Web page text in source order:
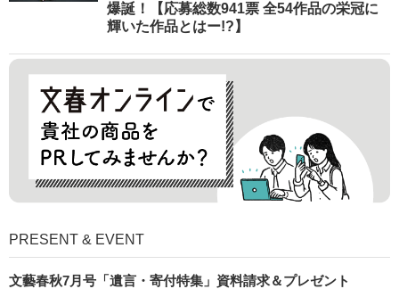
爆誕！【応募総数941票 全54作品の栄冠に
輝いた作品とはー!?】
PRESENT & EVENT
文藝春秋7月号「遺言・寄付特集」資料請求＆プレゼント